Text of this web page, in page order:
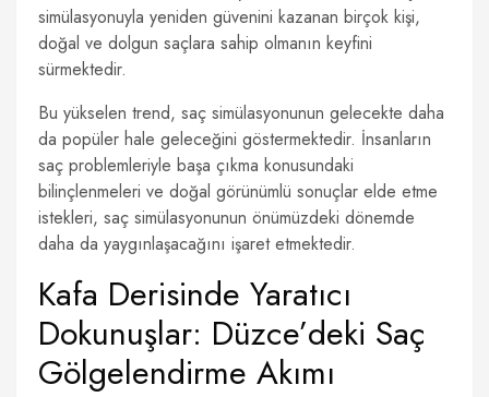
simülasyonuyla yeniden güvenini kazanan birçok kişi,
doğal ve dolgun saçlara sahip olmanın keyfini
sürmektedir.
Bu yükselen trend, saç simülasyonunun gelecekte daha
da popüler hale geleceğini göstermektedir. İnsanların
saç problemleriyle başa çıkma konusundaki
bilinçlenmeleri ve doğal görünümlü sonuçlar elde etme
istekleri, saç simülasyonunun önümüzdeki dönemde
daha da yaygınlaşacağını işaret etmektedir.
Kafa Derisinde Yaratıcı
Dokunuşlar: Düzce’deki Saç
Gölgelendirme Akımı